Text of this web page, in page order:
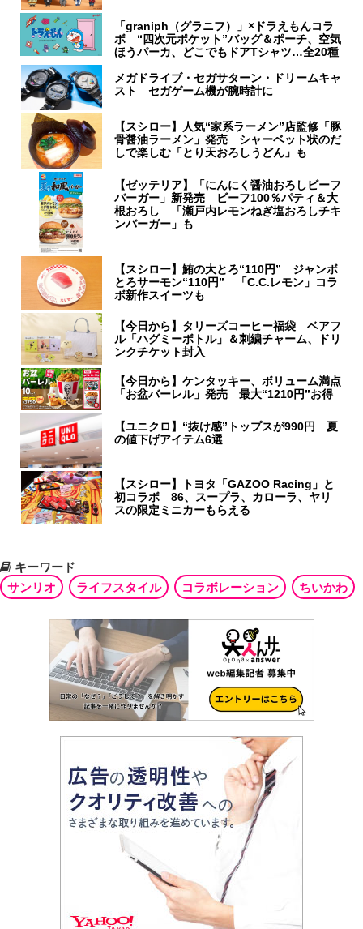
「graniph（グラニフ）」×ドラえもんコラ
ボ “四次元ポケット”バッグ＆ポーチ、空気
ほうパーカ、どこでもドアTシャツ…全20種
メガドライブ・セガサターン・ドリームキャ
スト セガゲーム機が腕時計に
【スシロー】人気“家系ラーメン”店監修「豚
骨醤油ラーメン」発売 シャーベット状のだ
しで楽しむ「とり天おろしうどん」も
【ゼッテリア】「にんにく醤油おろしビーフ
バーガー」新発売 ビーフ100％パティ＆大
根おろし 「瀬戸内レモンねぎ塩おろしチキ
ンバーガー」も
【スシロー】鮪の大とろ“110円” ジャンボ
とろサーモン“110円” 「C.C.レモン」コラ
ボ新作スイーツも
【今日から】タリーズコーヒー福袋 ベアフ
ル「ハグミーボトル」＆刺繍チャーム、ドリ
ンクチケット封入
【今日から】ケンタッキー、ボリューム満点
「お盆バーレル」発売 最大“1210円”お得
【ユニクロ】“抜け感”トップスが990円 夏
の値下げアイテム6選
【スシロー】トヨタ「GAZOO Racing」と
初コラボ 86、スープラ、カローラ、ヤリ
スの限定ミニカーもらえる
キーワード
サンリオ
ライフスタイル コラボレーション ちいかわ